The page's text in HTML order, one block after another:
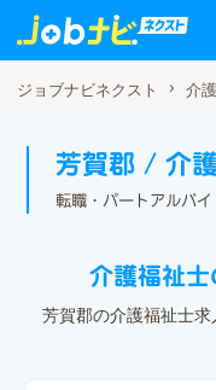
ジョブナビネクスト 介
芳賀郡 / 介
転職・パートアルバ
介護福祉
芳賀郡の介護福祉士